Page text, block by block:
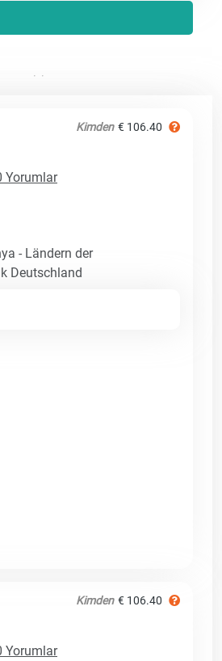
Kimden € 106.40
Yorumlar
- Ländern der
Deutschland
Kimden € 106.40
Yorumlar